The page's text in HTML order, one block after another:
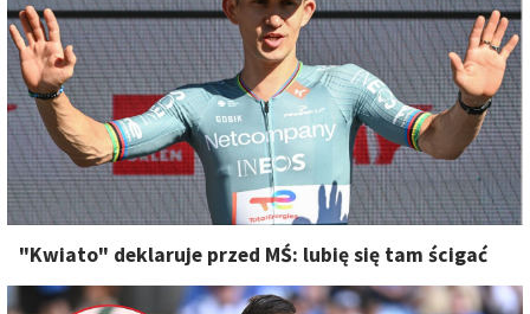
"Kwiato" deklaruje przed MŚ: lubię się tam ścigać